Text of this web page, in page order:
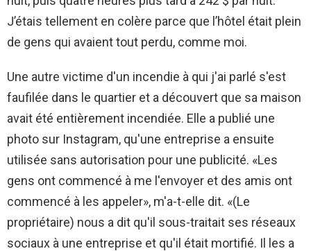
J’étais tellement en colère parce que l’hôtel était plein
de gens qui avaient tout perdu, comme moi.
Une autre victime d'un incendie à qui j'ai parlé s'est
faufilée dans le quartier et a découvert que sa maison
avait été entièrement incendiée. Elle a publié une
photo sur Instagram, qu'une entreprise a ensuite
utilisée sans autorisation pour une publicité. «Les
gens ont commencé à me l'envoyer et des amis ont
commencé à les appeler», m'a-t-elle dit. «(Le
propriétaire) nous a dit qu'il sous-traitait ses réseaux
sociaux à une entreprise et qu'il était mortifié. Il les a